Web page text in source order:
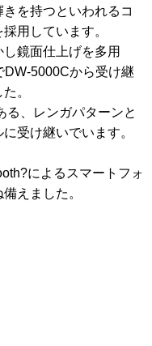
を持つといわれるコ
用しています。
鏡面仕上げを多用
DW-5000Cから受け継
。
る、レンガパターンと
受け継いでいます。
によるスマートフォ
えました。